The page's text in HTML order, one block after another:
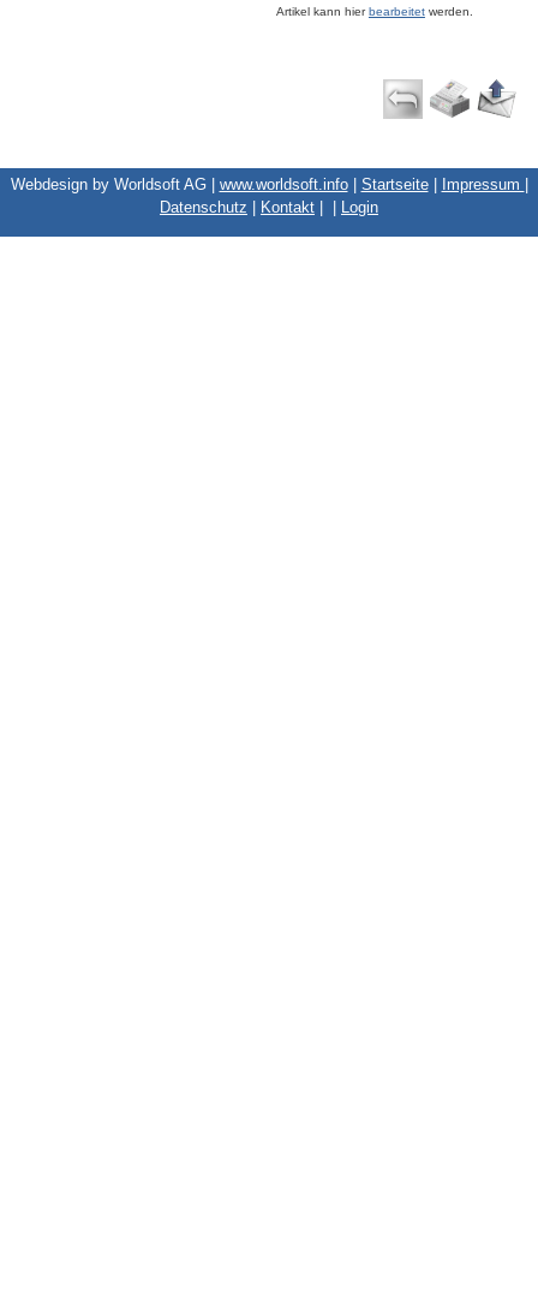
Artikel kann hierbearbeitetwerden.
Webdesign by Worldsoft AG | www.worldsoft.info| Startseite| Impressum
Datenschutz
Kontakt Login